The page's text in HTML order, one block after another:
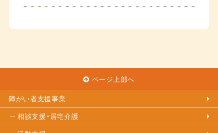
ページ上部へ
障がい者支援事業
相談支援・居宅介護